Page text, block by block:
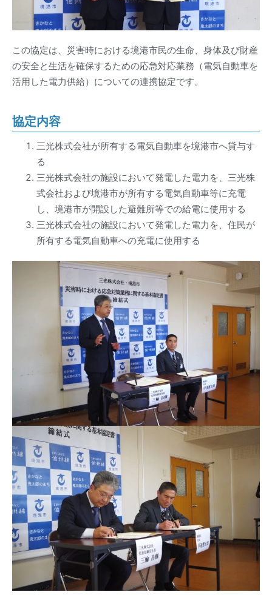
この協定は、災害時における境港市民の生命、身体及び財産
の安全と生活を確保するための応急対応業務（電気自動車を
活用した電力供給）についての連携協定です。
協定内容
三光株式会社が所有する電気自動車を境港市へ貸与す
る
三光株式会社の施設において発電した電力を、三光株
式会社および境港市が所有する電気自動車等に充電
し、境港市が開設した避難所等での給電に使用する
三光株式会社の施設において発電した電力を、住民が
所有する電気自動車への充電に使用する